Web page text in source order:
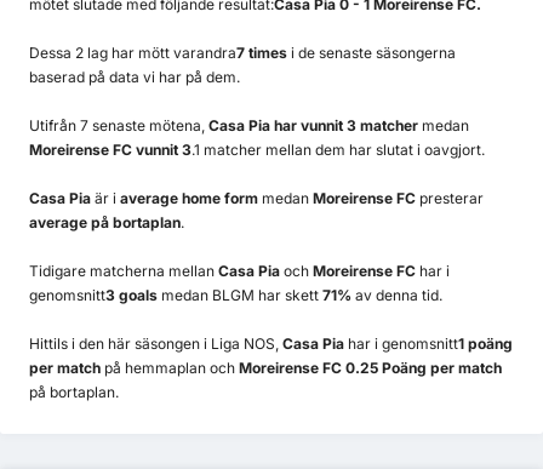
mötet slutade med följande resultat:Casa Pia 0 - 1 Moreirense FC.
Dessa 2 lag har mött varandra7 times i de senaste säsongerna
baserad på data vi har på dem.
Utifrån 7 senaste mötena, Casa Pia har vunnit 3 matcher medan
Moreirense FC vunnit 3.1 matcher mellan dem har slutat i oavgjort.
Casa Pia är i average home form medan Moreirense FC presterar
average på bortaplan.
Tidigare matcherna mellan Casa Pia och Moreirense FC har i
genomsnitt3 goals medan BLGM har skett 71% av denna tid.
Hittils i den här säsongen i Liga NOS, Casa Pia har i genomsnitt1 poäng
per match på hemmaplan och Moreirense FC 0.25 Poäng per match
på bortaplan.